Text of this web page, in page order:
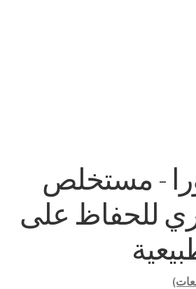
- مستخلص
للحفاظ على